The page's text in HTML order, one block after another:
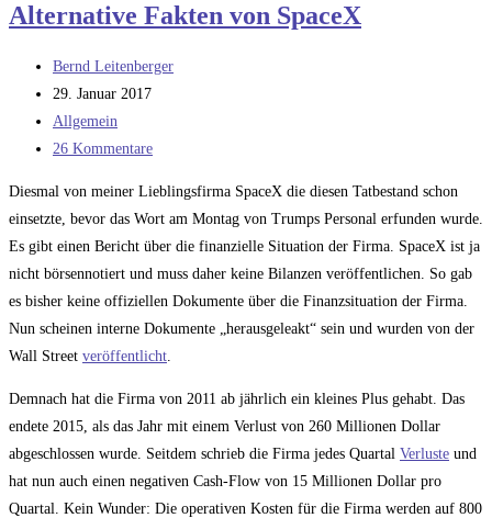
Alternative Fakten von SpaceX
Beitrags-
Autor:
Bernd Leitenberger
Beitrag
veröffentlicht:
29. Januar 2017
Beitrags-
Kategorie:
Allgemein
Beitrags-
26 Kommentare
Diesmal von meiner Lieblingsfirma SpaceX die diesen Tatbestand schon
einsetzte, bevor das Wort am Montag von Trumps Personal erfunden wurde.
Es gibt einen Bericht über die finanzielle Situation der Firma. SpaceX ist ja
nicht börsennotiert und muss daher keine Bilanzen veröffentlichen. So gab
es bisher keine offiziellen Dokumente über die Finanzsituation der Firma.
Nun scheinen interne Dokumente „herausgeleakt“ sein und wurden von der
Wall Street veröffentlicht
Demnach hat die Firma von 2011 ab jährlich ein kleines Plus gehabt. Das
endete 2015, als das Jahr mit einem Verlust von 260 Millionen Dollar
abgeschlossen wurde. Seitdem schrieb die Firma jedes Quartal Verluste und
hat nun auch einen negativen Cash-Flow von 15 Millionen Dollar pro
Quartal. Kein Wunder: Die operativen Kosten für die Firma werden auf 800